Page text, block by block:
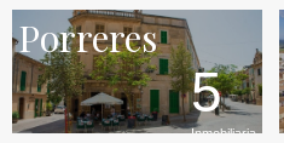
Porreres
5
Inmobiliaria